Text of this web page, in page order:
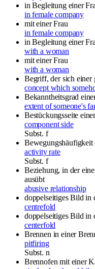
in Begleitung einer
in female company
mit einer Frau
in female company
in Begleitung einer
with a woman
mit einer Frau
with a woman
Begriff, der sich einer
concept which
Bekanntheitsgrad
extent of someone's
Bestückungsseite
component side
Subst. f
Bewegungshäufigkeit
activity rate
Subst. f
Beziehung, in der
ausübt
abusive relationship
doppelseitiges Bild in
centrefold
doppelseitiges Bild in
centerfold
Brennen in einer
pitfiring
Subst. n
Brennofen mit einer